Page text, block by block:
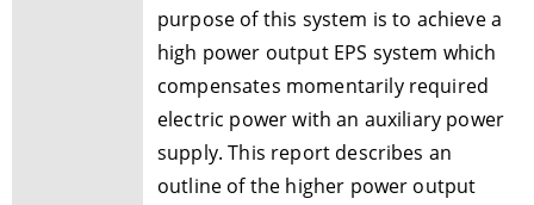
purpose of this system is to achieve a
high power output EPS system which
compensates momentarily required
electric power with an auxiliary power
supply. This report describes an
outline of the higher power output